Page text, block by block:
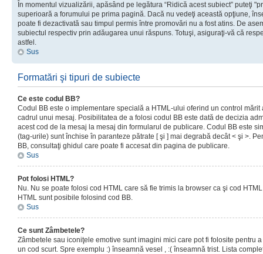
În momentul vizualizării, apăsând pe legătura “Ridică acest subiect” puteţi
superioară a forumului pe prima pagină. Dacă nu vedeţi această opţiune,
poate fi dezactivată sau timpul permis între promovări nu a fost atins. De
subiectul respectiv prin adăugarea unui răspuns. Totuşi, asiguraţi-vă că
astfel.
Sus
Formatări şi tipuri de subiecte
Ce este codul BB?
Codul BB este o implementare specială a HTML-ului oferind un control
cadrul unui mesaj. Posibilitatea de a folosi codul BB este dată de decizia
acest cod de la mesaj la mesaj din formularul de publicare. Codul BB este
(tag-urile) sunt închise în paranteze pătrate [ şi ] mai degrabă decât < şi >.
BB, consultaţi ghidul care poate fi accesat din pagina de publicare.
Sus
Pot folosi HTML?
Nu. Nu se poate folosi cod HTML care să fie trimis la browser ca şi cod
HTML sunt posibile folosind cod BB.
Sus
Ce sunt Zâmbetele?
Zâmbetele sau iconiţele emotive sunt imagini mici care pot fi folosite pentru
un cod scurt. Spre exemplu :) înseamnă vesel , :( înseamnă trist. Lista